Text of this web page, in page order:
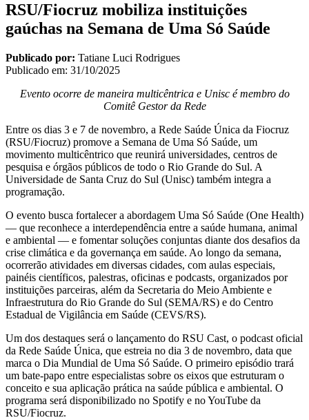
RSU/Fiocruz mobiliza instituições
gaúchas na Semana de Uma Só Saúde
Publicado por: Tatiane Luci Rodrigues
Publicado em: 31/10/2025
Evento ocorre de maneira multicêntrica e Unisc é membro do
Comitê Gestor da Rede
Entre os dias 3 e 7 de novembro, a Rede Saúde Única da Fiocruz
(RSU/Fiocruz) promove a Semana de Uma Só Saúde, um
movimento multicêntrico que reunirá universidades, centros de
pesquisa e órgãos públicos de todo o Rio Grande do Sul. A
Universidade de Santa Cruz do Sul (Unisc) também integra a
programação.
O evento busca fortalecer a abordagem Uma Só Saúde (One Health)
— que reconhece a interdependência entre a saúde humana, animal
e ambiental — e fomentar soluções conjuntas diante dos desafios da
crise climática e da governança em saúde. Ao longo da semana,
ocorrerão atividades em diversas cidades, com aulas especiais,
painéis científicos, palestras, oficinas e podcasts, organizados por
instituições parceiras, além da Secretaria do Meio Ambiente e
Infraestrutura do Rio Grande do Sul (SEMA/RS) e do Centro
Estadual de Vigilância em Saúde (CEVS/RS).
Um dos destaques será o lançamento do RSU Cast, o podcast oficial
da Rede Saúde Única, que estreia no dia 3 de novembro, data que
marca o Dia Mundial de Uma Só Saúde. O primeiro episódio trará
um bate-papo entre especialistas sobre os eixos que estruturam o
conceito e sua aplicação prática na saúde pública e ambiental. O
programa será disponibilizado no Spotify e no YouTube da
RSU/Fiocruz.